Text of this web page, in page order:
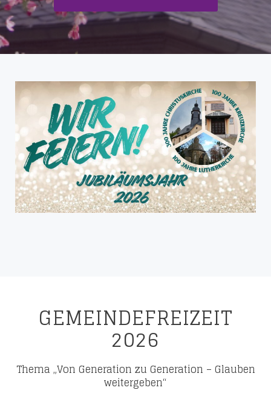
GEMEINDEFREIZEIT
2026
Thema „Von Generation zu Generation – Glauben
weitergeben“